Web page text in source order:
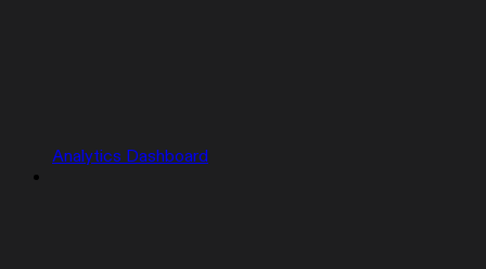
Analytics Dashboard